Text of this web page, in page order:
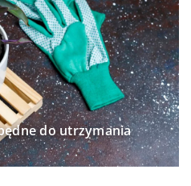
do utrzymania